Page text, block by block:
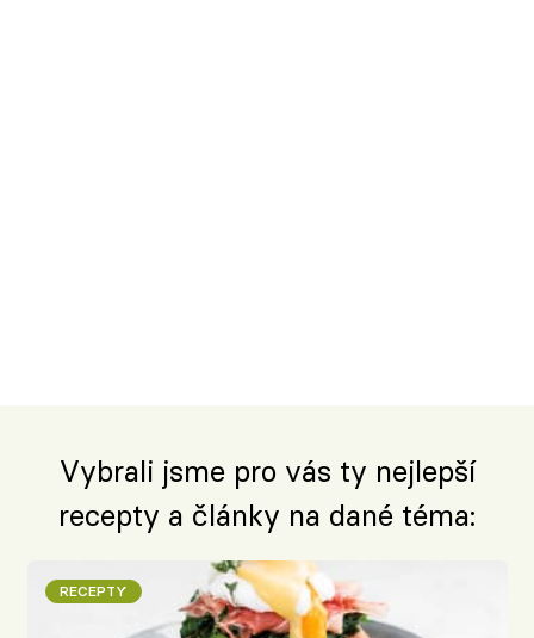
Vybrali jsme pro vás ty nejlepší
recepty a články na dané téma:
RECEPTY